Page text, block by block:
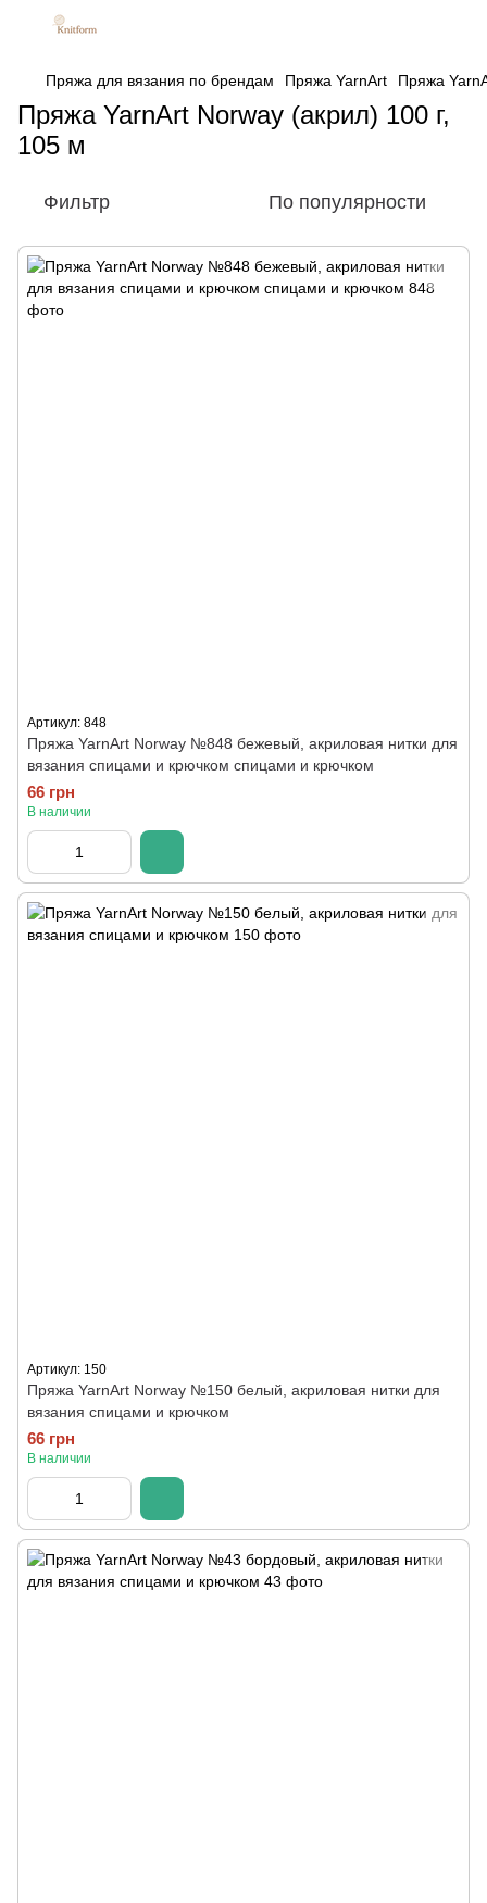
Пряжа для вязания по брендам Пряжа YarnArt Пряжа
Пряжа YarnArt Norway (акрил) 100 г,
105 м
Фильтр По популярности
Артикул: 848
Пряжа YarnArt Norway №848 бежевый, акриловая нитки для
вязания спицами и крючком спицами и крючком
66 грн
В наличии
Артикул: 150
Пряжа YarnArt Norway №150 белый, акриловая нитки для
вязания спицами и крючком
66 грн
В наличии